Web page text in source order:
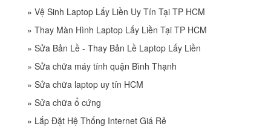
» Vệ Sinh Laptop Lấy Liền Uy Tín Tại TP HCM
» Thay Màn Hình Laptop Lấy Liền Tại TP HCM
» Sửa Bản Lề - Thay Bản Lề Laptop Lấy Liền
» Sửa chữa máy tính quận Bình Thạnh
» Sửa chữa laptop uy tín HCM
» Sửa chữa ổ cứng
» Lắp Đặt Hệ Thống Internet Giá Rẻ